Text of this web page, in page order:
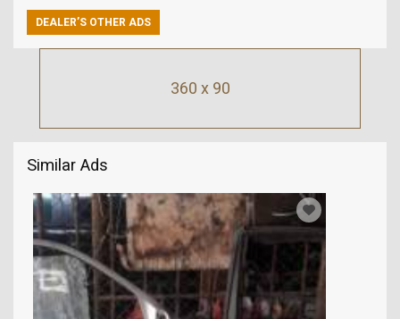
360 x 90
Similar Ads
DEALER’S OTHER ADS